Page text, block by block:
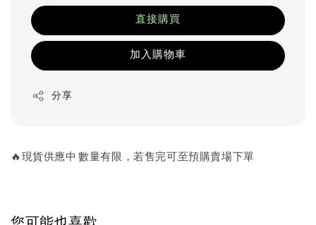
直接購買
加入購物車
分享
🔥現貨供應中 數量有限，若售完可至預購賣場下單